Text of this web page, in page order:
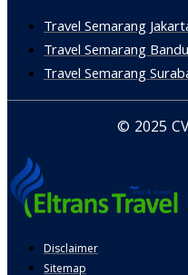
Travel Semarang
Travel Semarang
Travel Semarang
© 2025
Disclaimer
Sitemap